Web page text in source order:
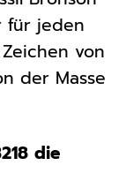
für jeden
von
der Masse
die